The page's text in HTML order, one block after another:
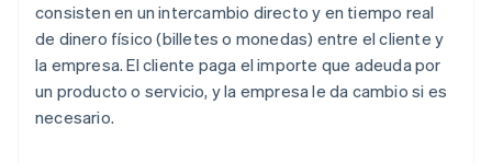
consisten en un intercambio directo y en tiempo real
de dinero físico (billetes o monedas) entre el cliente y
la empresa. El cliente paga el importe que adeuda por
un producto o servicio, y la empresa le da cambio si es
necesario.